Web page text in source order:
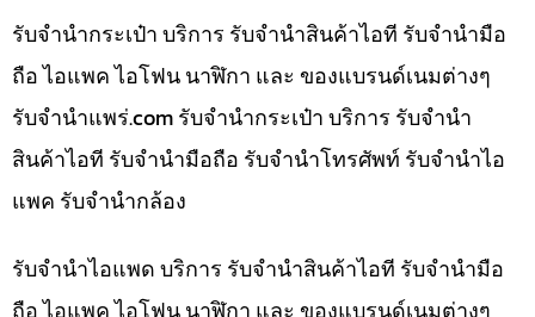
รับจำนำกระเป๋า บริการ รับจำนำสินค้าไอที รับจำนำมือ
ถือ ไอแพค ไอโฟน นาฬิกา และ ของแบรนด์เนมต่างๆ
รับจํานําแพร่.com รับจำนำกระเป๋า บริการ รับจำนำ
สินค้าไอที รับจำนำมือถือ รับจำนำโทรศัพท์ รับจำนำไอ
แพค รับจำนำกล้อง
รับจำนำไอแพด บริการ รับจำนำสินค้าไอที รับจำนำมือ